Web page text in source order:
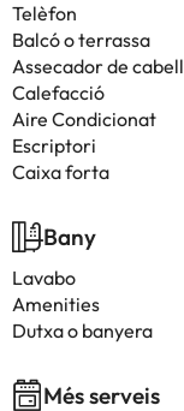
Telèfon
Balcó o terrassa
Assecador de cabell
Calefacció
Aire Condicionat
Escriptori
Caixa forta
Bany
Lavabo
Amenities
Dutxa o banyera
Més serveis